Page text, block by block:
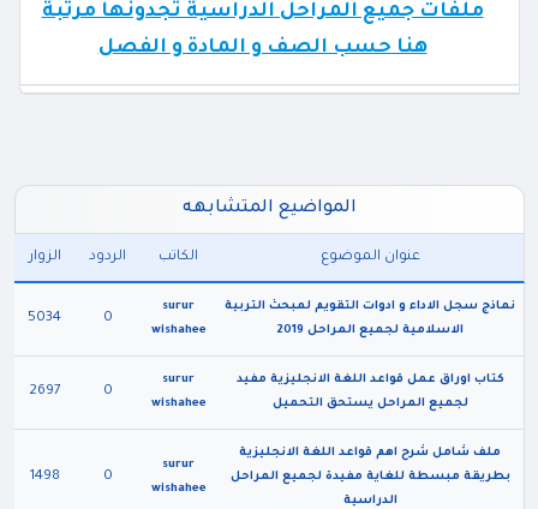
ملفات جميع المراحل الدراسية تجدونها مرتبة
هنا حسب الصف و المادة و الفصل
المواضيع المتشابهه
عنوان الموضوع الكاتب الردود الزوار
نماذج سجل الاداء و ادوات التقويم لمبحث التربية
الاسلامية لجميع المراحل 2019
surur
wishahee
0
5034
كتاب اوراق عمل قواعد اللغة الانجليزية مفيد
لجميع المراحل يستحق التحميل
surur
wishahee
0
2697
ملف شامل شرح اهم قواعد اللغة الانجليزية
بطريقة مبسطة للغاية مفيدة لجميع المراحل
الدراسية
surur
wishahee
0
1498